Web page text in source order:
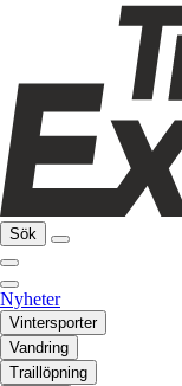
Sök
Nyheter
Vintersporter
Vandring
Traillöpning